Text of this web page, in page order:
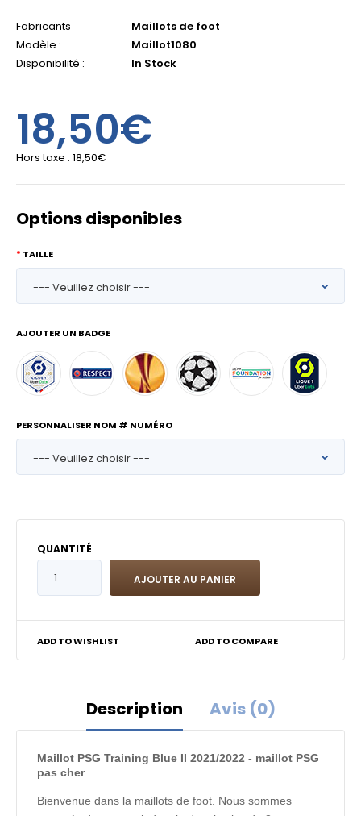
Fabricants
Maillots de foot
Modèle :
Maillot1080
Disponibilité :
In Stock
18,50€
Hors taxe : 18,50€
Options disponibles
TAILLE
AJOUTER UN BADGE
PERSONNALISER NOM # NUMÉRO
QUANTITÉ
ADD TO WISHLIST ADD TO COMPARE
Description Avis (0)
Maillot PSG Training Blue II 2021/2022 - maillot PSG
pas cher
Bienvenue dans la maillots de foot. Nous sommes